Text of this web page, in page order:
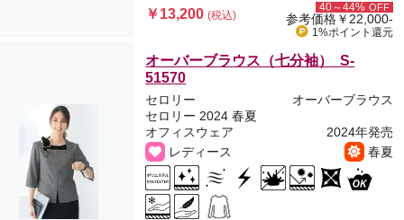
￥13,200(税込)
40～44% OFF
参考価格￥22,000-
1%ポイント 還元
オーバーブラウス（七分袖） S-
51570
セロリー
オーバーブラウス
セロリー 2024 春夏
オフィスウェア
2024年発売
レディース
春夏